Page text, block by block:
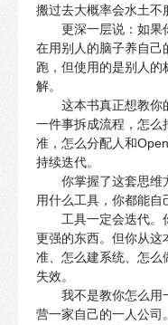
搬过去大概率会水土不
更深一层说：如果
在用别人的脑子养自
跑，但使用的是别人的
解。
这本书真正想教你
一件事拆成流程，怎么
准，怎么分配人和
持续迭代。
你掌握了这套思维
用什么工具，你都能自
工具一定会迭代。
更强的东西。但你从这
准、怎么建系统、怎
失效。
我不是教你怎么用
营一家自己的一人公司。